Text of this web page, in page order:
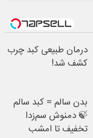
درمان طبیعی کبد چرب
کشف شد!
بدن سالم = کبد سالم
🍃 دمنوش سم‌زدا
تخفیف تا امشب